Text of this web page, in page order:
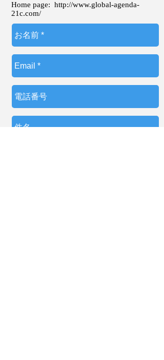
Home page: http://www.global-agenda-
21c.com/